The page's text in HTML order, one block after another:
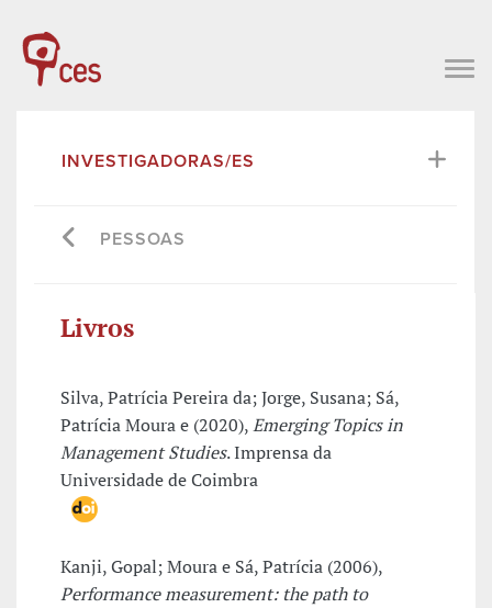
INVESTIGADORAS/ES
PESSOAS
Livros
Silva, Patrícia Pereira da; Jorge, Susana; Sá,
Patrícia Moura e (2020),Emerging Topics in
Management Studies. Imprensa da
Universidade de Coimbra
Kanji, Gopal; Moura e Sá, Patrícia (2006),
Performance measurement: the path to